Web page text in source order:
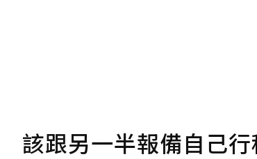
該跟另一半報備自己